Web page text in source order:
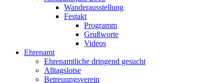
Wanderausstellung
Festakt
Programm
Grußworte
Videos
Ehrenamt
Ehrenamtliche dringend gesucht
Alltagslotse
Betreuungsverein